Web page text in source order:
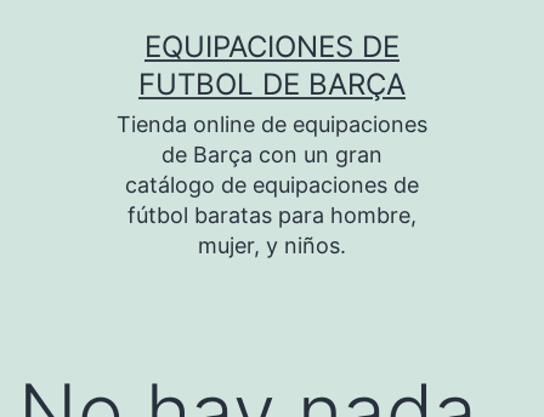
EQUIPACIONES DE
FUTBOL DE BARÇA
Tienda online de equipaciones
de Barça con un gran
catálogo de equipaciones de
fútbol baratas para hombre,
mujer, y niños.